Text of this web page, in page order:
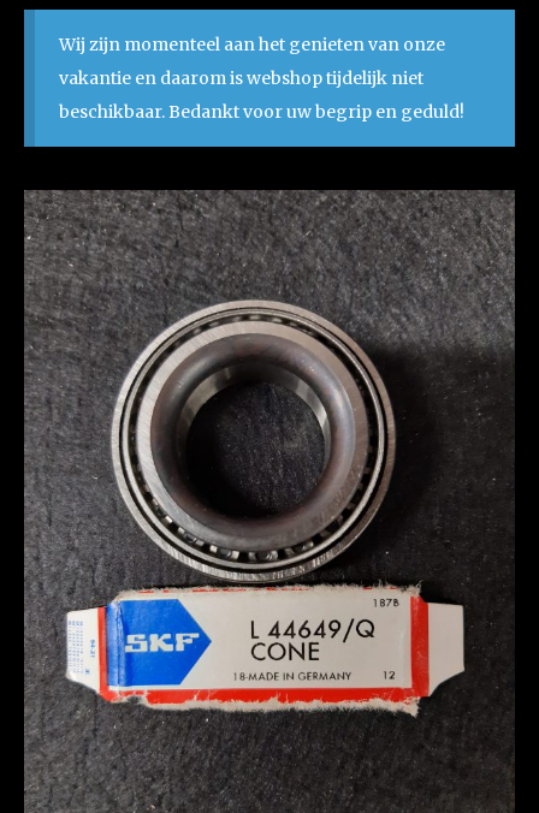
Wij zijn momenteel aan het genieten van onze
vakantie en daarom is webshop tijdelijk niet
beschikbaar. Bedankt voor uw begrip en geduld!